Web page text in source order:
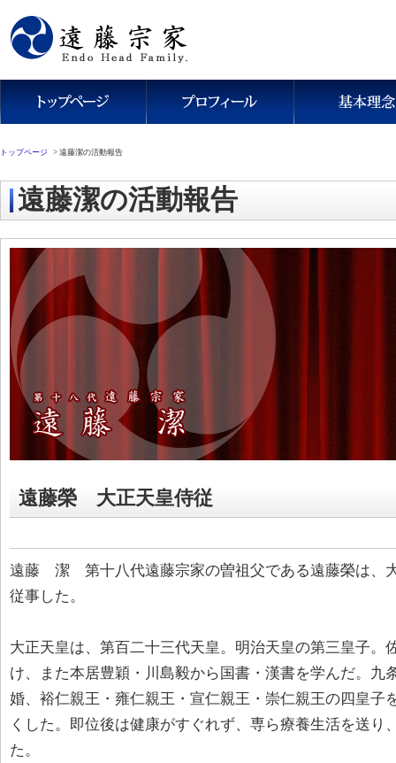
トップページ > 遠藤潔の活動報告
遠藤潔の活動報告
遠藤榮 大正天皇侍従
遠藤 潔 第十八代遠藤宗家の曽祖父である遠藤榮は、
従事した。
大正天皇は、第百二十三代天皇。明治天皇の第三皇子。
け、また本居豊穎・川島毅から国書・漢書を学んだ。九
婚、裕仁親王・雍仁親王・宣仁親王・崇仁親王の四皇子
くした。即位後は健康がすぐれず、専ら療養生活を送り
た。